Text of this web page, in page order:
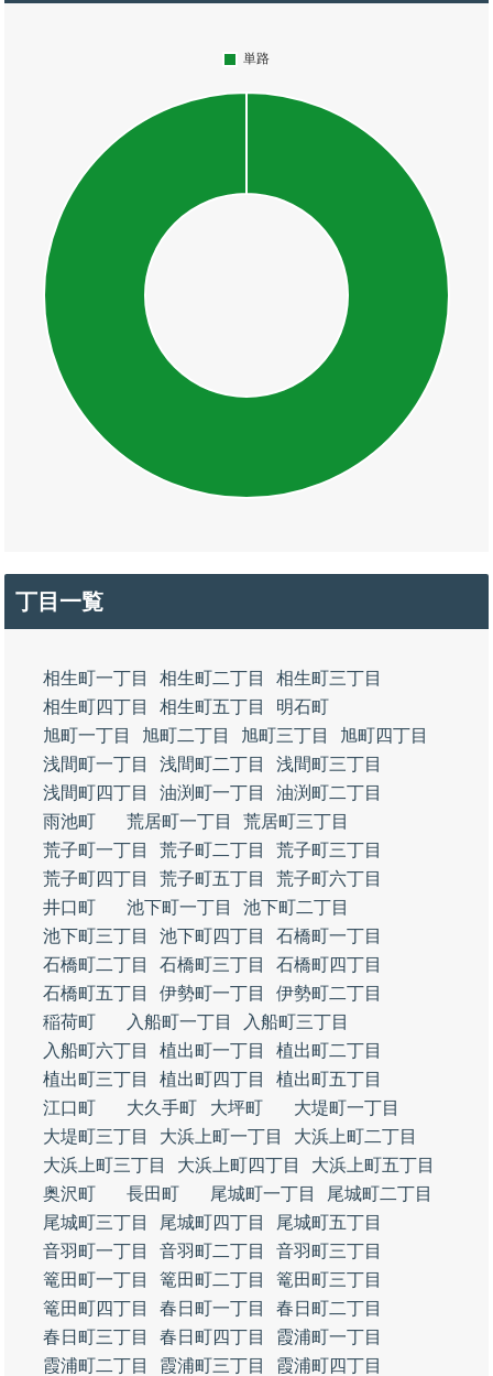
丁目一覧
相生町一丁目 相生町二丁目
相生町三丁目
相生町四丁目
相生町五丁目
明石町
旭町一丁目
旭町二丁目 旭町三丁目
旭町四丁目
浅間町一丁目
浅間町二丁目
浅間町三丁目
浅間町四丁目
油渕町一丁目
油渕町二丁目
雨池町
荒居町一丁目
荒居町三丁目
荒子町一丁目
荒子町二丁目
荒子町三丁目
荒子町四丁目
荒子町五丁目
荒子町六丁目
井口町
池下町一丁目
池下町二丁目
池下町三丁目
池下町四丁目
石橋町一丁目
石橋町二丁目
石橋町三丁目
石橋町四丁目
石橋町五丁目
伊勢町一丁目
伊勢町二丁目
稲荷町
入船町一丁目
入船町三丁目
入船町六丁目
植出町一丁目
植出町二丁目
植出町三丁目
植出町四丁目
植出町五丁目
江口町
大久手町 大坪町
大堤町一丁目
大堤町三丁目
大浜上町一丁目
大浜上町二丁目
大浜上町三丁目
大浜上町四丁目
大浜上町五丁目
奥沢町
長田町 尾城町一丁目
尾城町二丁目
尾城町三丁目
尾城町四丁目
尾城町五丁目
音羽町一丁目
音羽町二丁目
音羽町三丁目
篭田町一丁目
篭田町二丁目
篭田町三丁目
篭田町四丁目
春日町一丁目
春日町二丁目
春日町三丁目
春日町四丁目
霞浦町一丁目
霞浦町二丁目
霞浦町三丁目 霞浦町四丁目